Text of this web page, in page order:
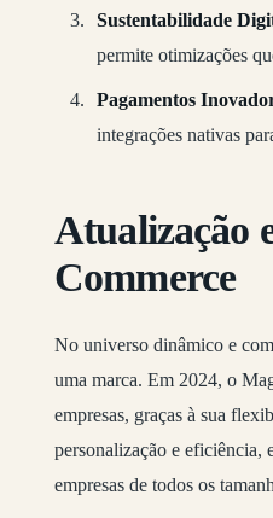
Sustentabilidade
permite otimizações
Pagamentos
integrações nativas
Atualização
Commerce
No universo dinâmico e
uma marca. Em 2024, o
empresas, graças à sua
personalização e eficiência,
empresas de todos os